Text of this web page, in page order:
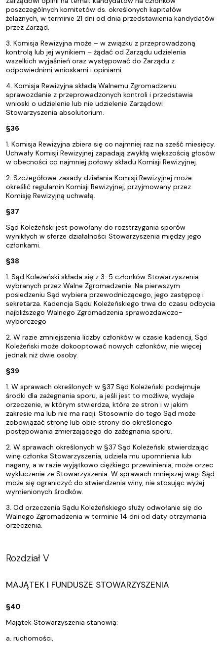
poszczególnych komitetów ds. określonych kapitałów
żelaznych, w terminie 21 dni od dnia przedstawienia kandydatów
przez Zarząd.
3. Komisja Rewizyjna może – w związku z przeprowadzoną
kontrolą lub jej wynikiem – żądać od Zarządu udzielenia
wszelkich wyjaśnień oraz występować do Zarządu z
odpowiednimi wnioskami i opiniami.
4. Komisja Rewizyjna składa Walnemu Zgromadzeniu
sprawozdanie z przeprowadzonych kontroli i przedstawia
wnioski o udzielenie lub nie udzielenie Zarządowi
Stowarzyszenia absolutorium.
§36
1. Komisja Rewizyjna zbiera się co najmniej raz na sześć miesięcy.
Uchwały Komisji Rewizyjnej zapadają zwykłą większością głosów
w obecności co najmniej połowy składu Komisji Rewizyjnej.
2. Szczegółowe zasady działania Komisji Rewizyjnej może
określić regulamin Komisji Rewizyjnej, przyjmowany przez
Komisję Rewizyjną uchwałą.
§37
Sąd Koleżeński jest powołany do rozstrzygania sporów
wynikłych w sferze działalności Stowarzyszenia między jego
członkami.
§38
1. Sąd Koleżeński składa się z 3-5 członków Stowarzyszenia
wybranych przez Walne Zgromadzenie. Na pierwszym
posiedzeniu Sąd wybiera przewodniczącego, jego zastępcę i
sekretarza. Kadencja Sądu Koleżeńskiego trwa do czasu odbycia
najbliższego Walnego Zgromadzenia sprawozdawczo-
wyborczego
2. W razie zmniejszenia liczby członków w czasie kadencji, Sąd
Koleżeński może dokooptować nowych członków, nie więcej
jednak niż dwie osoby.
§39
1. W sprawach określonych w §37 Sąd Koleżeński podejmuje
środki dla zażegnania sporu, a jeśli jest to możliwe, wydaje
orzeczenie, w którym stwierdza, która ze stron i w jakim
zakresie ma lub nie ma racji. Stosownie do tego Sąd może
zobowiązać stronę lub obie strony do określonego
postępowania zmierzającego do zażegnania sporu.
2. W sprawach określonych w §37 Sąd Koleżeński stwierdzając
winę członka Stowarzyszenia, udziela mu upomnienia lub
nagany, a w razie wyjątkowo ciężkiego przewinienia, może orzec
wykluczenie ze Stowarzyszenia. W sprawach mniejszej wagi Sąd
może się ograniczyć do stwierdzenia winy, nie stosując wyżej
wymienionych środków.
3. Od orzeczenia Sądu Koleżeńskiego służy odwołanie się do
Walnego Zgromadzenia w terminie 14 dni od daty otrzymania
orzeczenia.
Rozdział V
MAJĄTEK I FUNDUSZE STOWARZYSZENIA
§40
Majątek Stowarzyszenia stanowią:
a. ruchomości,